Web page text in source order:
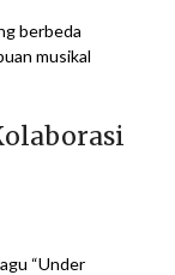
berbeda
musikal
“Under